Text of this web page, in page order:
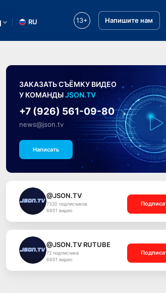
RU 13+ Напишите нам
ЗАКАЗАТЬ СЪЁМКУ ВИДЕО
У КОМАНДЫJSON.TV
+7 (926) 561-09-80
news@json.tv
Написать
@JSON.TV
7320 подписчиков
6601 видео
@JSON.TV RUTUBE
72 подписчика
6601 видео